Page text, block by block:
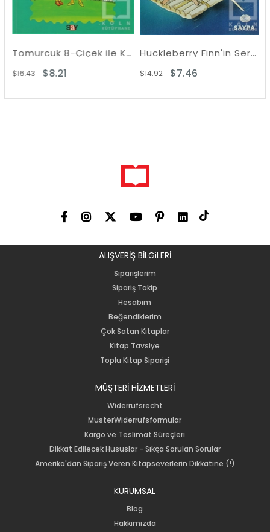
Tomurcuk 8-Çiçek ile Kirlikara
$8.21
Huckleberry Finn'in Serüvenleri
$7.46
$14.92
ALIŞVERİŞ BİLGiLERİ
Siparişlerim
Sipariş Takip
Hesabım
Beğendiklerim
Çok Satan Kitaplar
Kitap Tavsiye
Toplu Kitap Siparişi
MÜŞTERİ HİZMETLERİ
Widerrufsrecht
MusterWiderrufsformular
Kargo ve Teslimat Süreçleri
Dikkat Edilecek Hususlar - Sıkça Sorulan Sorular
Amerika'dan Sipariş Veren Kitapseverlerin Dikkatine (!)
KURUMSAL
Blog
Hakkımızda